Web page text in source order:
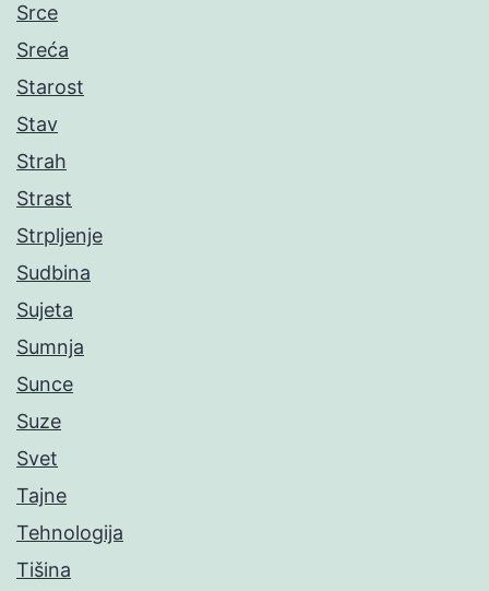
Srce
Sreća
Starost
Stav
Strah
Strast
Strpljenje
Sudbina
Sujeta
Sumnja
Sunce
Suze
Svet
Tajne
Tehnologija
Tišina